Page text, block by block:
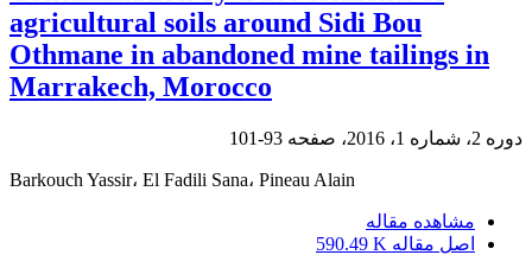
agricultural soils around Sidi Bou
Othmane in abandoned mine tailings in
Marrakech, Morocco
دوره 2، شماره 1، 2016، صفحه 93-101
Barkouch Yassir، El Fadili Sana، Pineau Alain
مشاهده مقاله
اصل مقاله 590.49 K